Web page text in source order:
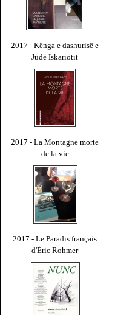
2017 - Kënga e dashurisë e
Judë Iskariotit
2017 - La Montagne morte
de la vie
2017 - Le Paradis français
d'Éric Rohmer